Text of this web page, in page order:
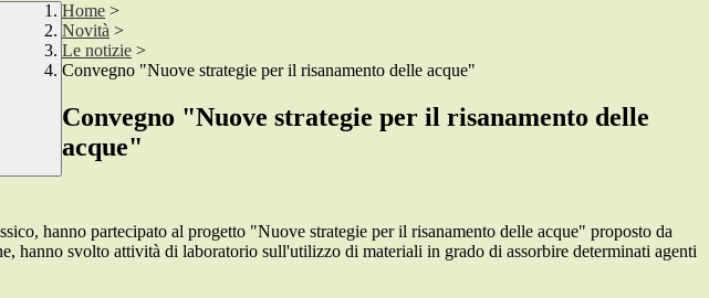
Home >
Novità >
Le notizie >
Convegno "Nuove strategie per il risanamento delle acque"
Convegno "Nuove strategie per il risanamento delle
acque"
hanno partecipato al progetto "Nuove strategie per il risanamento delle acque" proposto da
hanno svolto attività di laboratorio sull'utilizzo di materiali in grado di assorbire determinati agenti